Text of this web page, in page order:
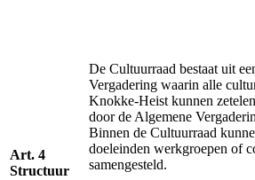
Art. 4
Structuur
De Cultuurraad bestaat uit
Vergadering waarin alle
Knokke-Heist kunnen
door de Algemene
Binnen de Cultuurraad
doeleinden werkgroepen of
samengesteld.